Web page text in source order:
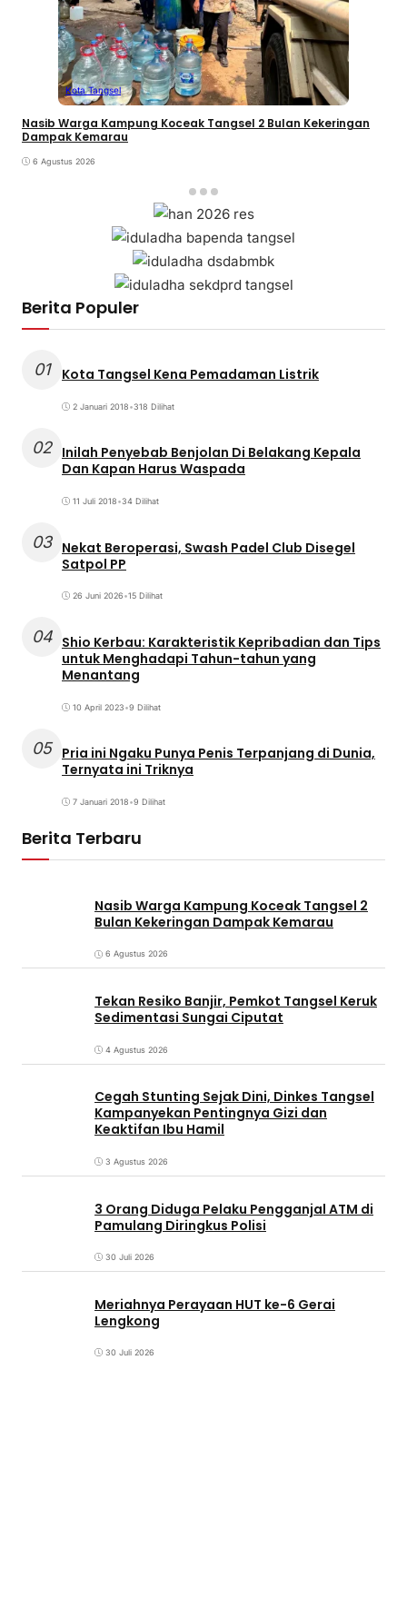
Kota Tangsel
Nasib Warga Kampung Koceak Tangsel 2 Bulan Kekeringan
Dampak Kemarau
6 Agustus 2026
Berita Populer
01 Kota Tangsel Kena Pemadaman Listrik
2 Januari 2018•318 Dilihat
02 Inilah Penyebab Benjolan Di Belakang Kepala
Dan Kapan Harus Waspada
11 Juli 2018•34 Dilihat
03 Nekat Beroperasi, Swash Padel Club Disegel
Satpol PP
26 Juni 2026•15 Dilihat
04 Shio Kerbau: Karakteristik Kepribadian dan Tips
untuk Menghadapi Tahun-tahun yang
Menantang
10 April 2023•9 Dilihat
05 Pria ini Ngaku Punya Penis Terpanjang di Dunia,
Ternyata ini Triknya
7 Januari 2018•9 Dilihat
Berita Terbaru
Nasib Warga Kampung Koceak Tangsel 2
Bulan Kekeringan Dampak Kemarau
6 Agustus 2026
Tekan Resiko Banjir, Pemkot Tangsel Keruk
Sedimentasi Sungai Ciputat
4 Agustus 2026
Cegah Stunting Sejak Dini, Dinkes Tangsel
Kampanyekan Pentingnya Gizi dan
Keaktifan Ibu Hamil
3 Agustus 2026
3 Orang Diduga Pelaku Pengganjal ATM di
Pamulang Diringkus Polisi
30 Juli 2026
Meriahnya Perayaan HUT ke-6 Gerai
Lengkong
30 Juli 2026